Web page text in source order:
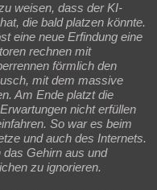
weisen, dass der KI-
die bald platzen könnte.
eine neue Erfindung eine
rechnen mit
förmlich den
mit dem massive
Am Ende platzt die
nicht erfüllen
So war es beim
und auch des Internets.
das Gehirn aus und
zu ignorieren.